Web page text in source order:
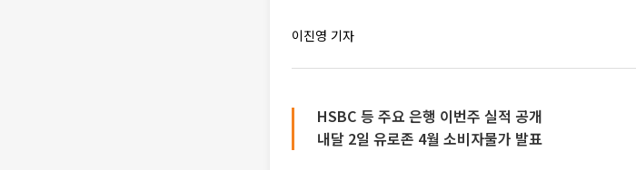
이진영 기자
HSBC 등 주요 은행 이번주 실적 공개
내달 2일 유로존 4월 소비자물가 발표